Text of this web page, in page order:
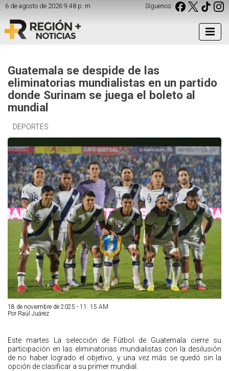
6 de agosto de 2026 9:48 p. m. Síguenos:
Guatemala se despide de las
eliminatorias mundialistas en un partido
donde Surinam se juega el boleto al
mundial
DEPORTES
18 de noviembre de 2025 - 11: 15 AM
Por Raúl Juárez
Este martes La selección de Fútbol de Guatemala cierre su
participación en las eliminatorias mundialistas con la desilusión
de no haber logrado el objetivo, y una vez más se quedó sin la
opción de clasificar a su primer mundial.